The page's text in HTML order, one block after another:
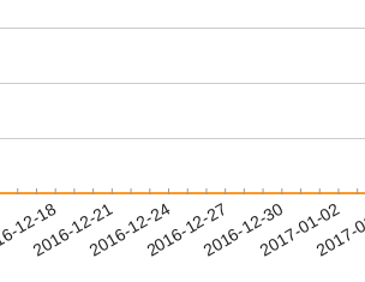
12-18
2016-12-212016-12-242016-12-272016-12-302017-01-02